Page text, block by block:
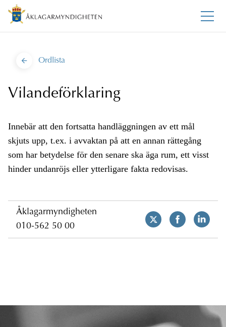
Ordlista
Vilandeförklaring
Innebär att den fortsatta handläggningen av ett mål
skjuts upp, t.ex. i avvaktan på att en annan rättegång
som har betydelse för den senare ska äga rum, ett visst
hinder undanröjs eller ytterligare fakta redovisas.
Åklagarmyndigheten
010-562 50 00